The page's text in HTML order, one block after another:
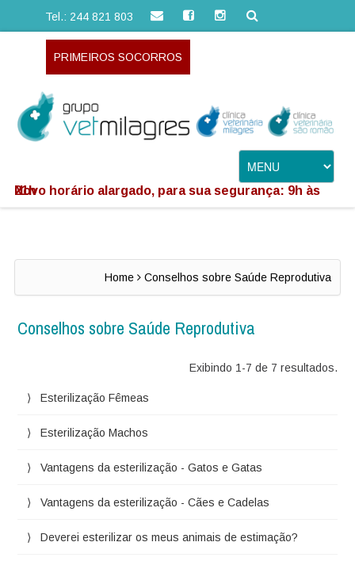
Tel.: 244 821 803
PRIMEIROS SOCORROS
Novo horário alargado, para sua segurança: 9h às 21h
Home Conselhos sobre Saúde Reprodutiva
Conselhos sobre Saúde Reprodutiva
Exibindo 1-7 de 7 resultados.
Esterilização Fêmeas
Esterilização Machos
Vantagens da esterilização - Gatos e Gatas
Vantagens da esterilização - Cães e Cadelas
Deverei esterilizar os meus animais de estimação?